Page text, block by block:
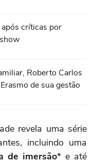
após críticas por
Roberto Carlos
de sua gestão
revela uma série
incluindo uma
de imersão* e até